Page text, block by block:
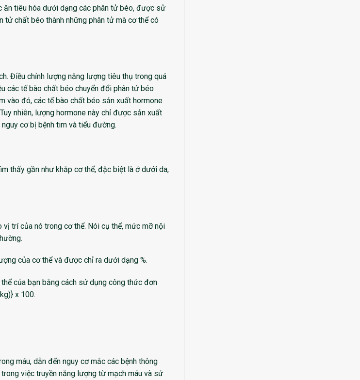
tiêu hóa dưới dạng các phân tử béo, được sử
tử chất béo thành những phân tử mà cơ thể có
Điều chỉnh lượng năng lượng tiêu thụ trong quá
các tế bào chất béo chuyển đổi phân tử béo
vào đó, các tế bào chất béo sản xuất hormone
nhiên, lượng hormone này chỉ được sản xuất
cơ bị bệnh tim và tiểu đường.
thấy gần như khắp cơ thể, đặc biệt là ở dưới da,
trí của nó trong cơ thể. Nói cụ thể, mức mỡ nội
của cơ thể và được chỉ ra dưới dạng %.
của bạn bằng cách sử dụng công thức đơn
x 100.
máu, dẫn đến nguy cơ mắc các bệnh thông
việc truyền năng lượng từ mạch máu và sử